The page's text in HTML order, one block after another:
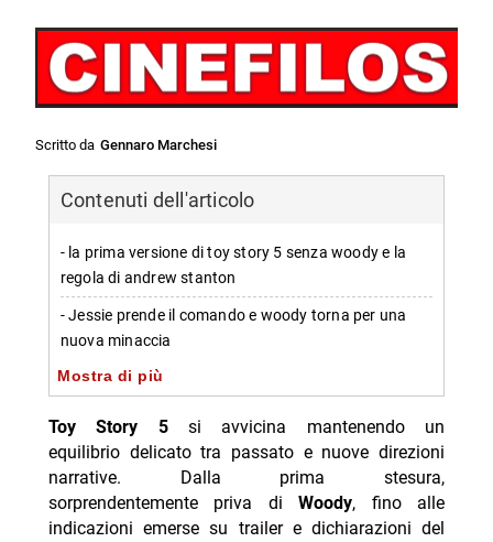
Scritto da Gennaro Marchesi
Contenuti dell'articolo
- la prima versione di toy story 5 senza woody e la
regola di andrew stanton
- Jessie prende il comando e woody torna per una
nuova minaccia
-- reazione del pubblico tra primo teaser e secondo
-- Jessie più centrale e passato legato a emily
-- cast e nuovi doppiaggi: lilypad e smarty pants
- toy story 5 come passaggio di testimone oltre
Mostra di più
Toy Story 5si avvicina mantenendo un
equilibrio delicato tra passato e nuove direzioni
narrative. Dalla prima stesura,
sorprendentemente priva diWoody, fino alle
indicazioni emerse su trailer e dichiarazioni del